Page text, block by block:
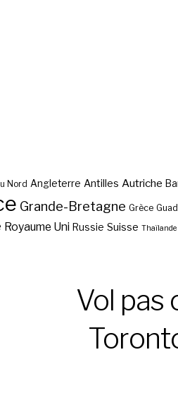
Nord Angleterre Antilles Autriche
Grande-Bretagne Grèce
Royaume Uni Russie Suisse Thaïlande
Vol pas